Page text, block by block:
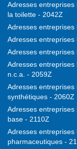
Adresses
la toilette - 2042Z
Adresses
Adresses
Adresses
Adresses
n.c.a. - 2059Z
Adresses
synthétiques - 2060Z
Adresses
base - 2110Z
Adresses
pharmaceutiques -